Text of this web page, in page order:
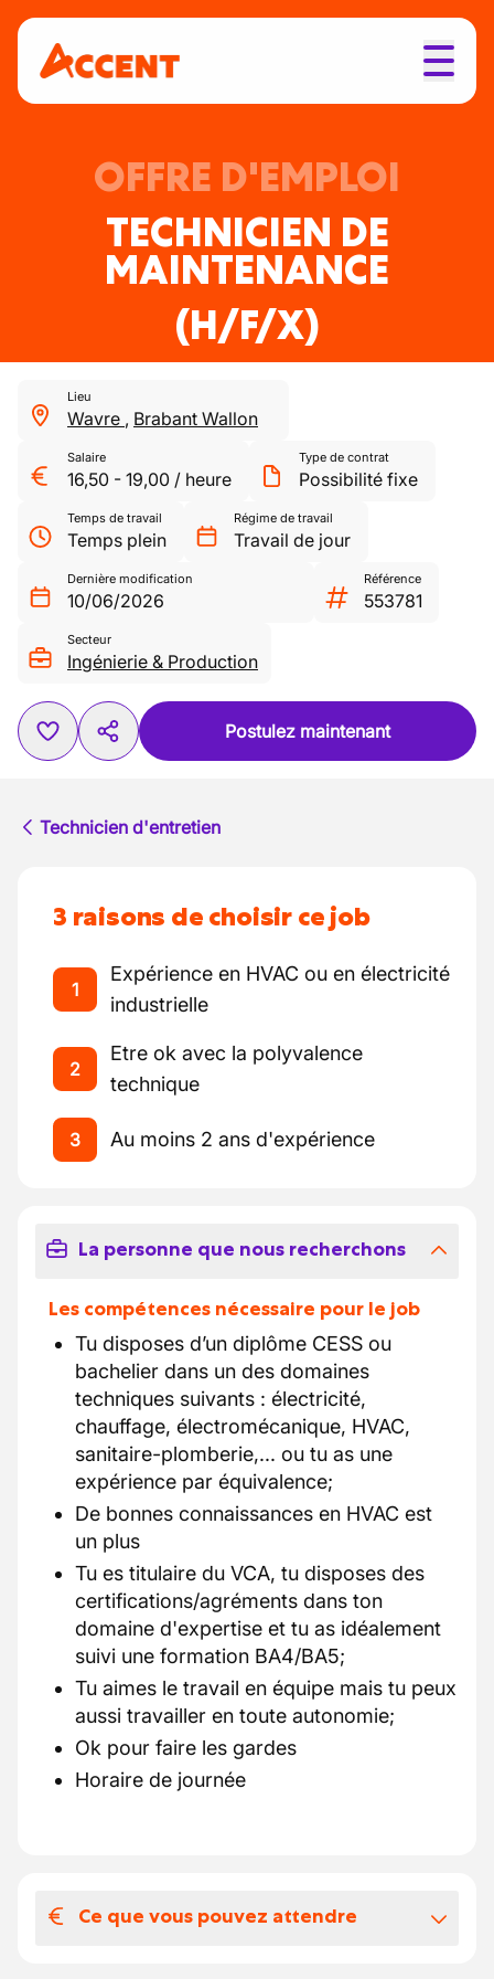
OFFRE D'EMPLOI
TECHNICIEN DE
MAINTENANCE
(H/F/X)
Lieu
Wavre , Brabant Wallon
Salaire
16,50 - 19,00 / heure
Type de contrat
Possibilité fixe
Temps de travail
Temps plein
Régime de travail
Travail de jour
Dernière modification
10/06/2026
Référence
553781
Secteur
Ingénierie & Production
Postulez maintenant
Technicien d'entretien
3 raisons de choisir ce job
1
Expérience en HVAC ou en électricité
industrielle
2
Etre ok avec la polyvalence
technique
3 Au moins 2 ans d'expérience
La personne que nous recherchons
Les compétences nécessaire pour le job
Tu disposes d’un diplôme CESS ou
bachelier dans un des domaines
techniques suivants : électricité,
chauffage, électromécanique, HVAC,
sanitaire-plomberie,... ou tu as une
expérience par équivalence;
De bonnes connaissances en HVAC est
un plus
Tu es titulaire du VCA, tu disposes des
certifications/agréments dans ton
domaine d'expertise et tu as idéalement
suivi une formation BA4/BA5;
Tu aimes le travail en équipe mais tu peux
aussi travailler en toute autonomie;
Ok pour faire les gardes
Horaire de journée
Ce que vous pouvez attendre